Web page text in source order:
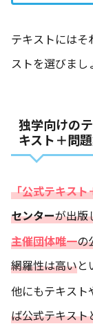
テキストには
ストを選びまし
独学向けの
キスト＋問
「公式テキスト
センターが出版
主催団体唯一の
網羅性は高いと
他にもテキスト
ば公式テキスト